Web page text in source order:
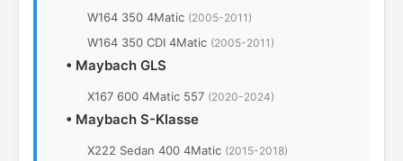
W164 350 4Matic (2005-2011)
W164 350 CDI 4Matic (2005-2011)
• Maybach GLS
X167 600 4Matic 557 (2020-2024)
• Maybach S-Klasse
X222 Sedan 400 4Matic (2015-2018)